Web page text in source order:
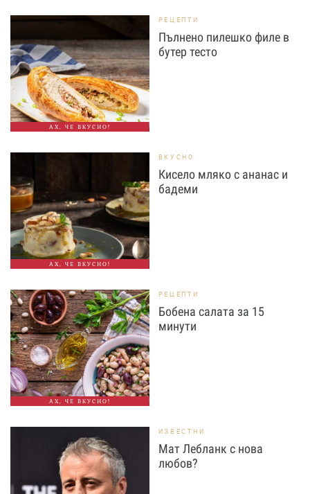
АХ, ЧЕ ВКУСНО!
РЕЦЕПТИ
Пълнено пилешко филе в
бутер тесто
АХ, ЧЕ ВКУСНО!
ВКУСНО
Кисело мляко с ананас и
бадеми
АХ, ЧЕ ВКУСНО!
РЕЦЕПТИ
Бобена салата за 15
минути
ИЗВЕСТНИ
Мат Лебланк с нова
любов?